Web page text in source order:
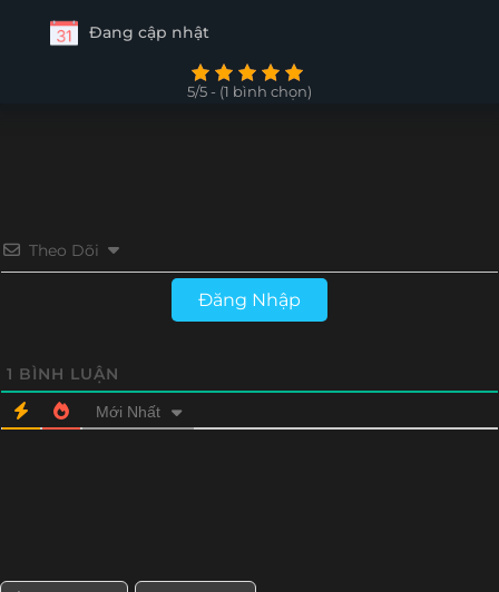
Đang cập nhật
5/5 - (1 bình chọn)
Theo Dõi
Đăng Nhập
1 BÌNH LUẬN
Mới Nhất